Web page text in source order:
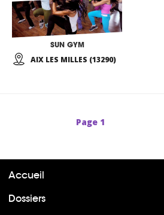
SUN GYM
AIX LES MILLES (13290)
Page 1
Accueil
Dossiers